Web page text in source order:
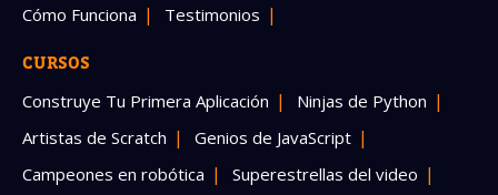
Cómo Funciona Testimonios
CURSOS
Construye Tu Primera Aplicación
Ninjas de Python
Artistas de Scratch
Genios de JavaScript
Campeones en robótica
Superestrellas del video